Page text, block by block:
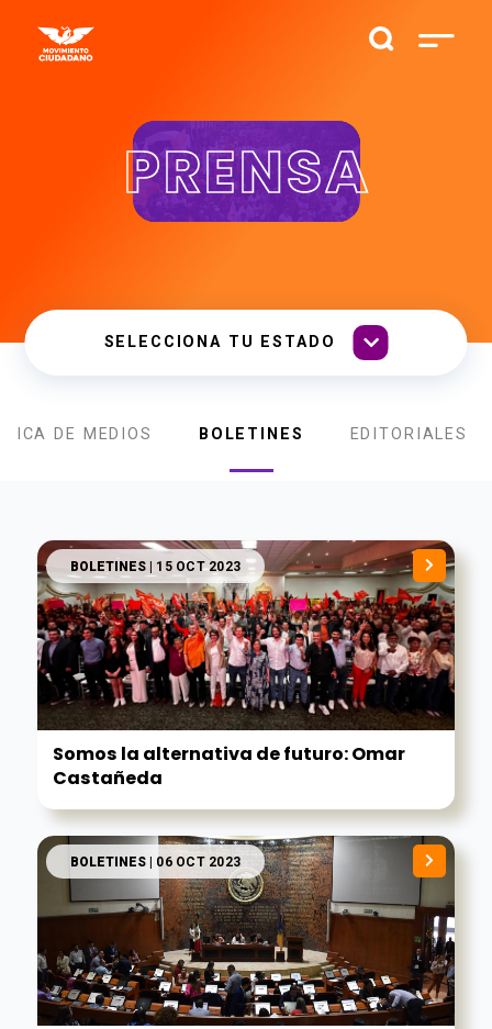
PRENSA
DE MEDIOS BOLETINES EDITORIALES
BOLETINES| 15 OCT 2023
Somos la alternativa de futuro: Omar
Castañeda
BOLETINES| 06 OCT 2023